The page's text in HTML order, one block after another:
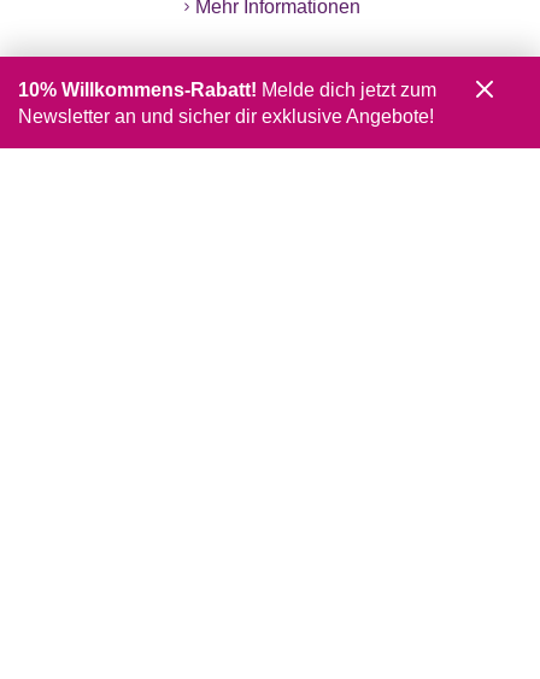
Mehr Informationen
10% Willkommens-Rabatt! Melde dich jetzt zum
Newsletter an und sicher dir exklusive Angebote!